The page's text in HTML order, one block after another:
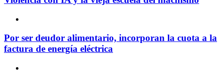
Por ser deudor alimentario, incorporan la cuota a la
factura de energía eléctrica